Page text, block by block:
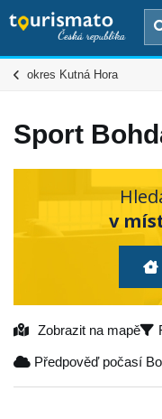
okres Kutná Hora
Sport
v
Zobrazit na mapě
Předpověď počasí